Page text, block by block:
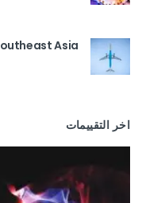
Asia
اخر التقييمات